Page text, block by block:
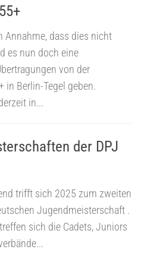
Annahme, dass dies nicht
es nun doch eine
von der
in Berlin-Tegel geben.
in...
der DPJ
trifft sich 2025 zum zweiten
Jugendmeisterschaft .
sich die Cadets, Juniors